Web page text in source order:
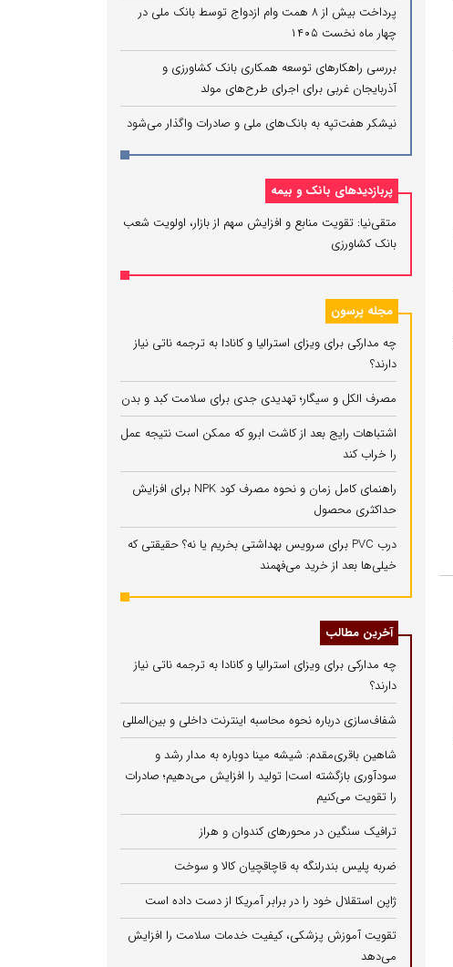
پرداخت بیش از ۸ همت وام ازدواج توسط بانک ملی در
چهار ماه نخست ۱۴۰۵
بررسی راهکارهای توسعه همکاری بانک کشاورزی و
آذربایجان غربی برای اجرای طرح‌های مولد
نیشکر هفت‌تپه به بانک‌های ملی و صادرات واگذار می‌شود
پربازدیدهای بانک و بیمه
متقی‌نیا: تقویت منابع و افزایش سهم از بازار، اولویت شعب
بانک کشاورزی
مجله پرسون
چه مدارکی برای ویزای استرالیا و کانادا به ترجمه ناتی نیاز
دارند؟
مصرف الکل و سیگار؛ تهدیدی جدی برای سلامت کبد و بدن
اشتباهات رایج بعد از کاشت ابرو که ممکن است نتیجه عمل
را خراب کند
راهنمای کامل زمان و نحوه مصرف کود NPK برای افزایش
حداکثری محصول
درب PVC برای سرویس بهداشتی بخریم یا نه؟ حقیقتی که
خیلی‌ها بعد از خرید می‌فهمند
آخرین مطالب
چه مدارکی برای ویزای استرالیا و کانادا به ترجمه ناتی نیاز
دارند؟
شفاف‌سازی درباره نحوه محاسبه اینترنت داخلی و بین‌المللی
شاهین باقری‌مقدم: شیشه مینا دوباره به مدار رشد و
سودآوری بازگشته است| تولید را افزایش می‌دهیم؛ صادرات
را تقویت می‌کنیم
ترافیک سنگین در محورهای کندوان و هراز
ضربه پلیس بندرلنگه به قاچاقچیان کالا و سوخت
ژاپن استقلال خود را در برابر آمریکا از دست داده است
تقویت آموزش پزشکی، کیفیت خدمات سلامت را افزایش
می‌دهد